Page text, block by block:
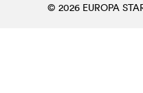
© 2026 EUROPA